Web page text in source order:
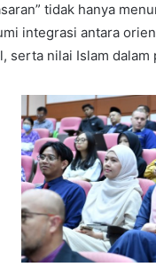
tidak hanya
integrasi antara
serta nilai Islam dalam